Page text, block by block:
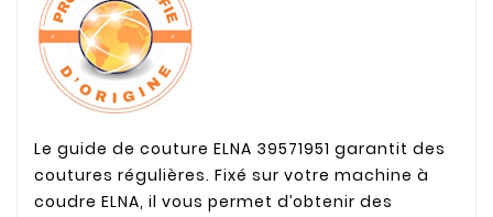
Le guide de couture ELNA 39571951 garantit des
coutures régulières. Fixé sur votre machine à
coudre ELNA, il vous permet d’obtenir des